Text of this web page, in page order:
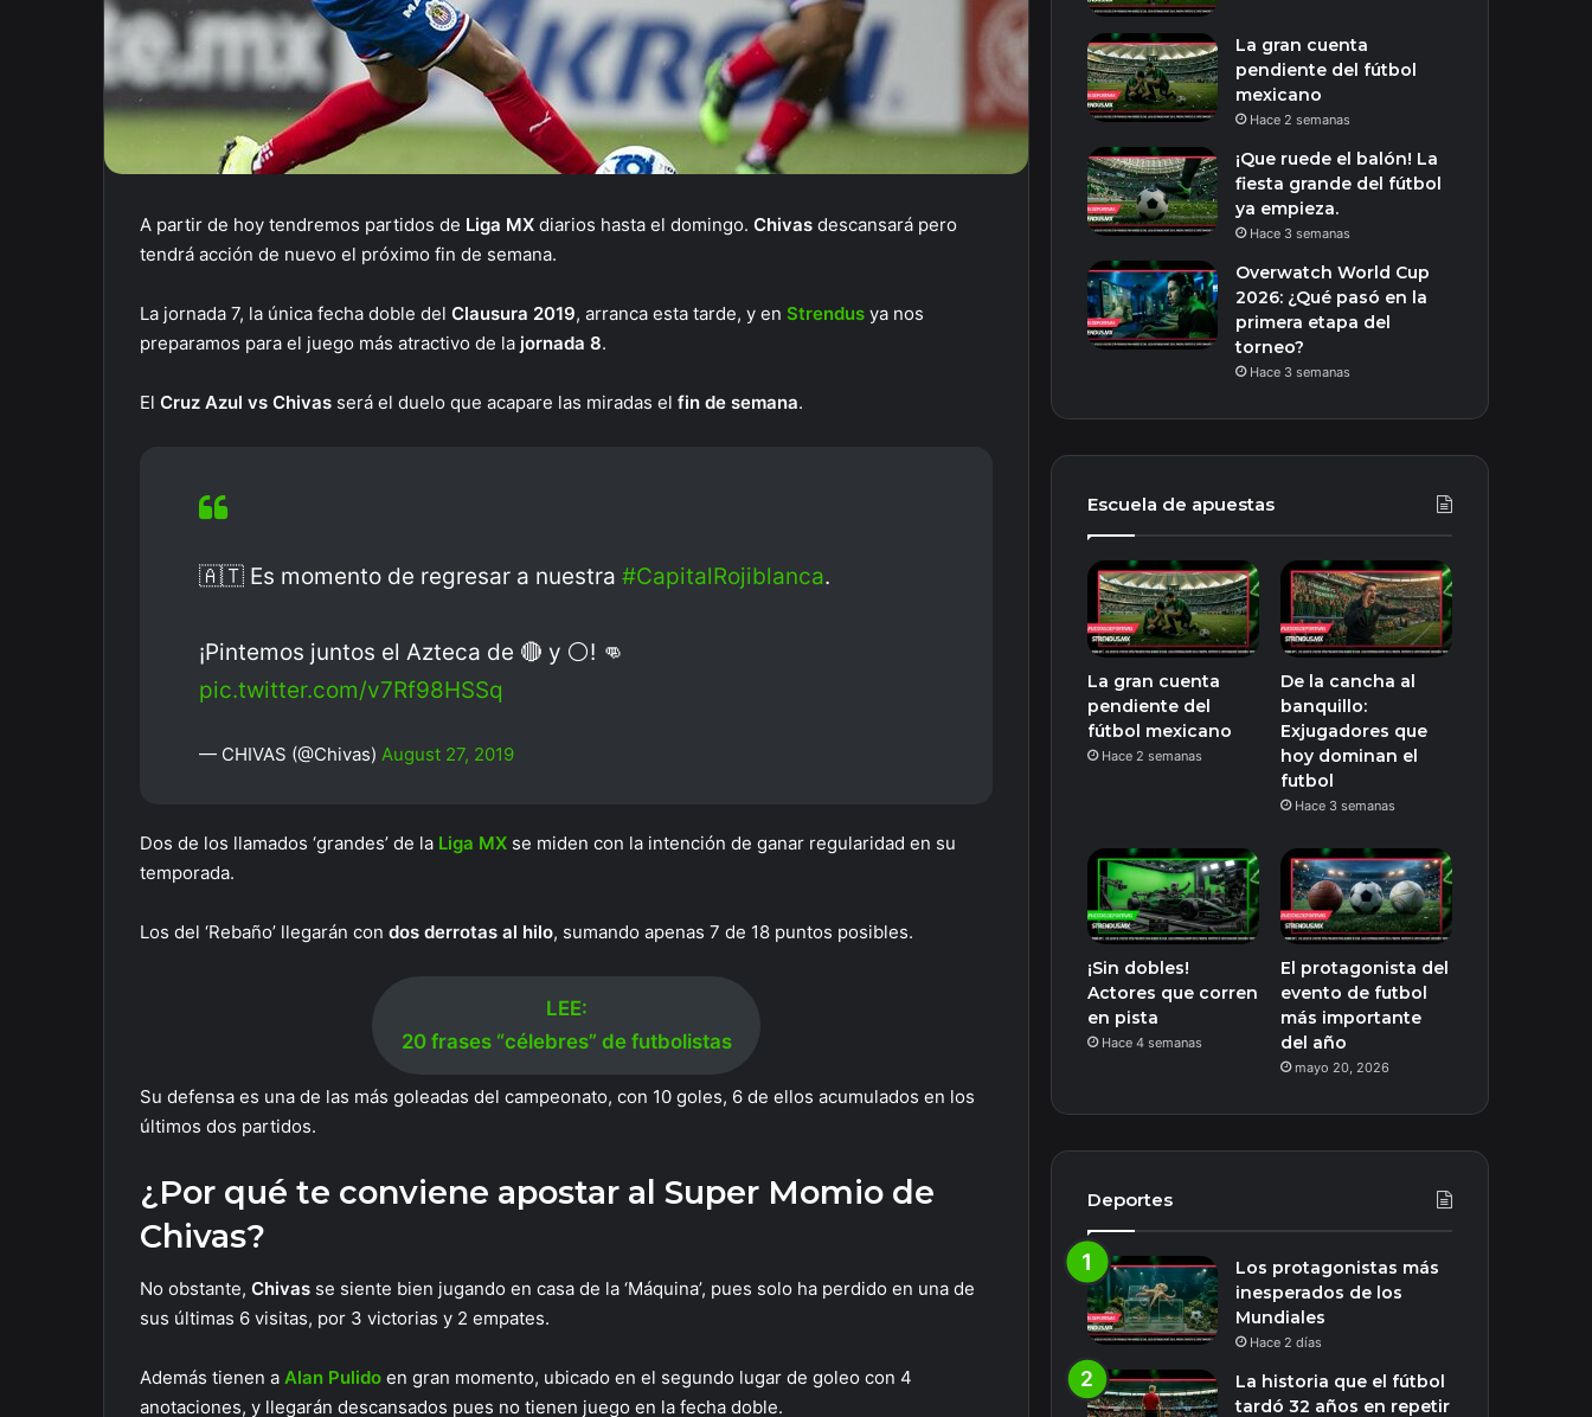
A partir de hoy tendremos partidos de Liga MX diarios hasta el domingo. Chivas descansará pero
tendrá acción de nuevo el próximo fin de semana.
La jornada 7, la única fecha doble del Clausura 2019, arranca esta tarde, y en Strendus ya nos
preparamos para el juego más atractivo de la jornada 8.
El Cruz Azul vs Chivas será el duelo que acapare las miradas el fin de semana.
🇦🇹 Es momento de regresar a nuestra #CapitalRojiblanca.
¡Pintemos juntos el Azteca de 🔴 y ⚪️! 👊
pic.twitter.com/v7Rf98HSSq
— CHIVAS (@Chivas) August 27, 2019
Dos de los llamados ‘grandes’ de la Liga MX se miden con la intención de ganar regularidad en su
temporada.
Los del ‘Rebaño’ llegarán con dos derrotas al hilo, sumando apenas 7 de 18 puntos posibles.
LEE:
20 frases “célebres” de futbolistas
Su defensa es una de las más goleadas del campeonato, con 10 goles, 6 de ellos acumulados en los
últimos dos partidos.
¿Por qué te conviene apostar al Super Momio de
Chivas?
No obstante, Chivas se siente bien jugando en casa de la ‘Máquina’, pues solo ha perdido en una de
sus últimas 6 visitas, por 3 victorias y 2 empates.
Además tienen a Alan Pulido en gran momento, ubicado en el segundo lugar de goleo con 4
anotaciones, y llegarán descansados pues no tienen juego en la fecha doble.
La gran cuenta
pendiente del fútbol
mexicano
Hace 2 semanas
¡Que ruede el balón! La
fiesta grande del fútbol
ya empieza.
Hace 3 semanas
Overwatch World Cup
2026: ¿Qué pasó en la
primera etapa del
torneo?
Hace 3 semanas
Escuela de apuestas
La gran cuenta
pendiente del
fútbol mexicano
Hace 2 semanas
De la cancha al
banquillo:
Exjugadores que
hoy dominan el
futbol
Hace 3 semanas
¡Sin dobles!
Actores que corren
en pista
Hace 4 semanas
El protagonista del
evento de futbol
más importante
del año
mayo 20, 2026
Deportes
Los protagonistas más
inesperados de los
Mundiales
Hace 2 días
La historia que el fútbol
tardó 32 años en repetir